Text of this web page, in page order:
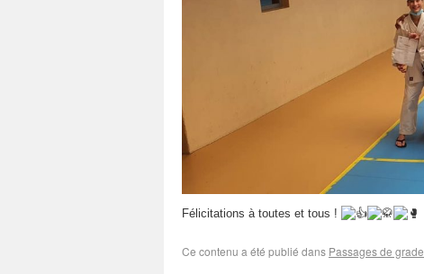
Félicitations à toutes et tous !
Ce contenu a été publié dans Passages de grade